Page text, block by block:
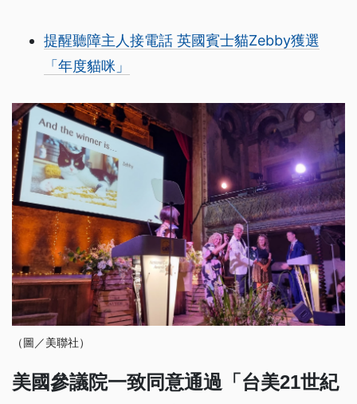
提醒聽障主人接電話 英國賓士貓Zebby獲選
「年度貓咪」
（圖／美聯社）
美國參議院一致同意通過「台美21世紀